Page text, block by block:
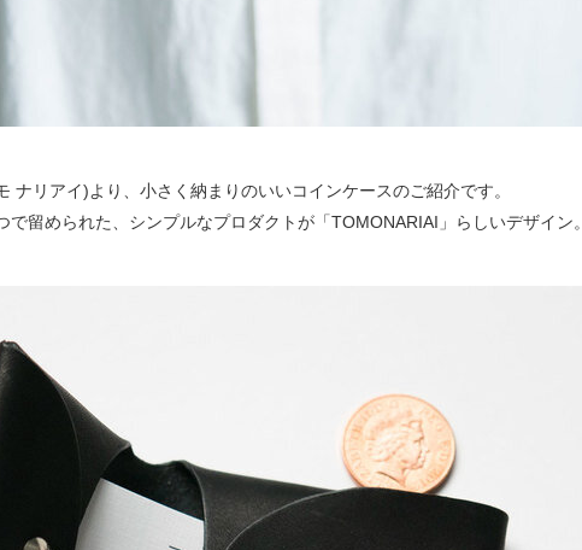
ナリアイ)より、小さく納まりのいいコインケースのご紹介です。
で留められた、シンプルなプロダクトが「TOMONARIAI」らしいデザイン。